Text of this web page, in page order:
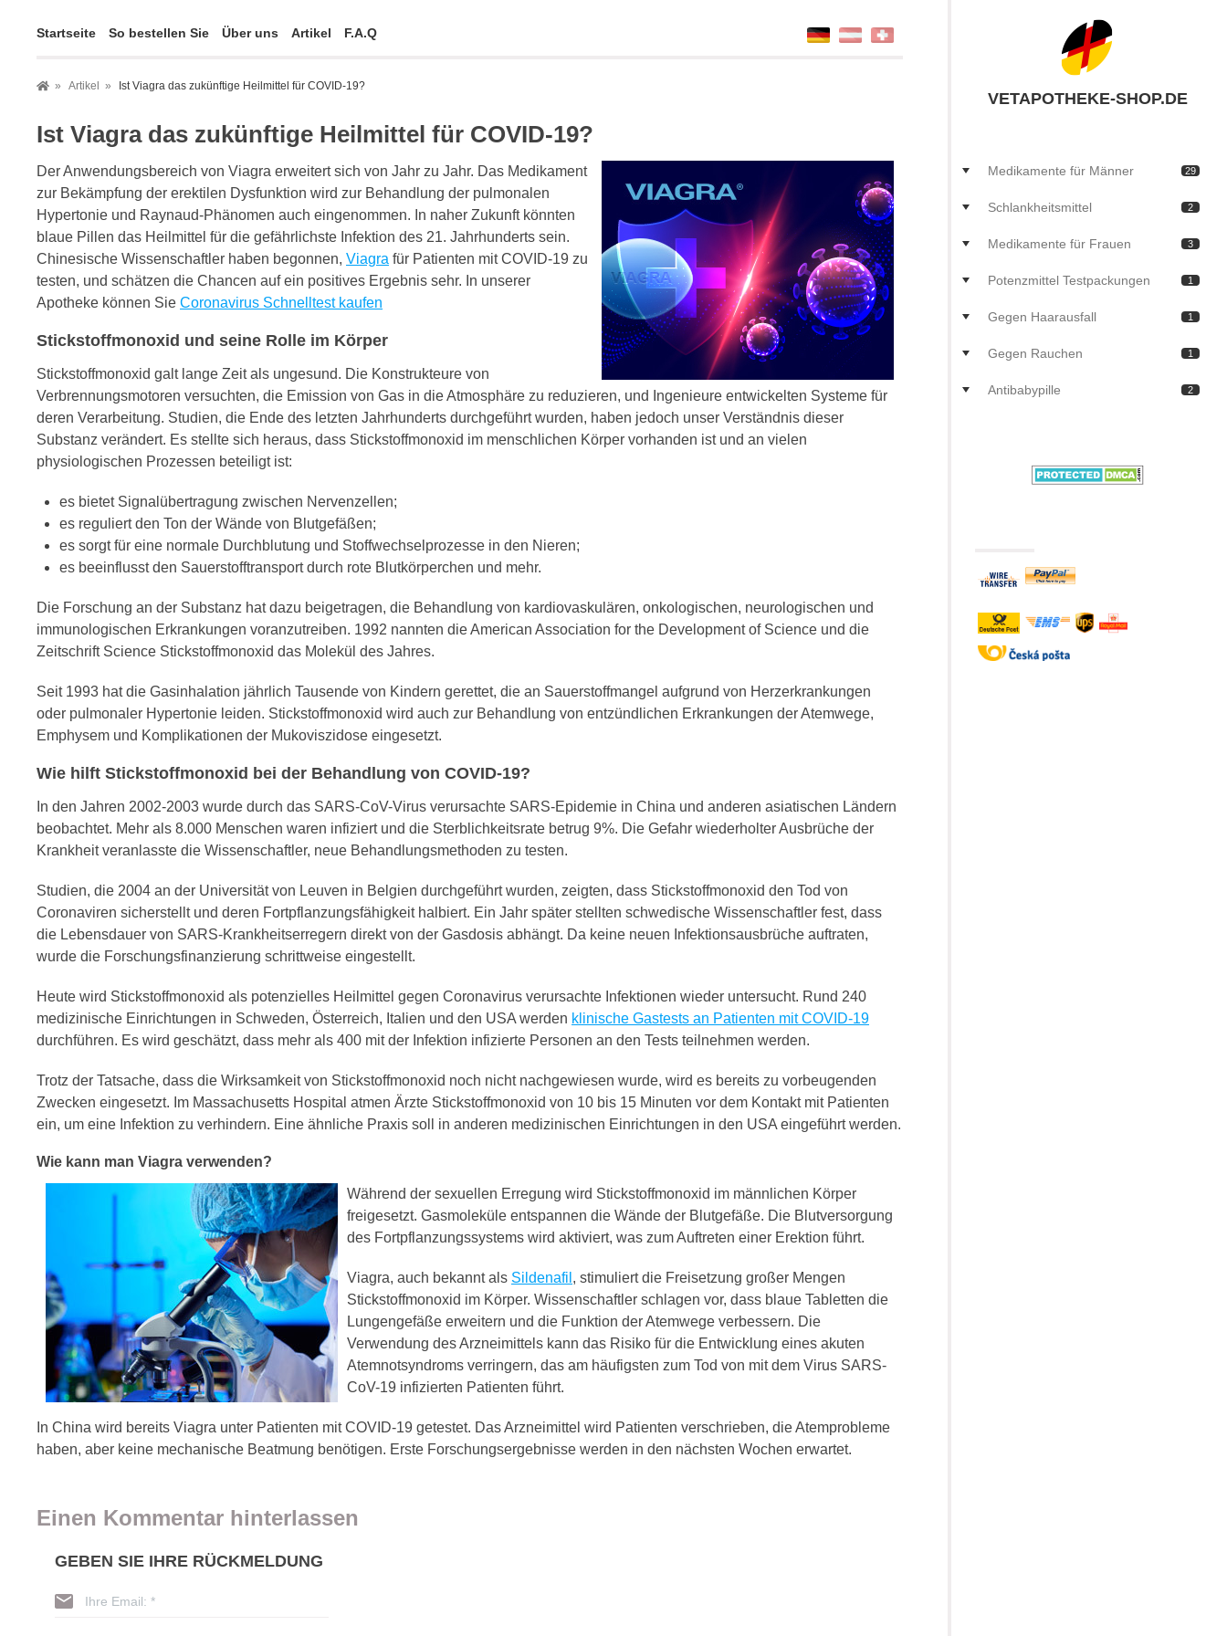
Startseite So bestellen Sie Über uns Artikel F.A.Q
Artikel Ist Viagra das zukünftige Heilmittel für COVID-19?
Ist Viagra das zukünftige Heilmittel für COVID-19?
Der Anwendungsbereich von Viagra erweitert sich von Jahr zu Jahr. Das Medikament
zur Bekämpfung der erektilen Dysfunktion wird zur Behandlung der pulmonalen
Hypertonie und Raynaud-Phänomen auch eingenommen. In naher Zukunft könnten
blaue Pillen das Heilmittel für die gefährlichste Infektion des 21. Jahrhunderts sein.
Chinesische Wissenschaftler haben begonnen, Viagra für Patienten mit COVID-19 zu
testen, und schätzen die Chancen auf ein positives Ergebnis sehr. In unserer
Apotheke können Sie Coronavirus Schnelltest kaufen
Stickstoffmonoxid und seine Rolle im Körper
Stickstoffmonoxid galt lange Zeit als ungesund. Die Konstrukteure von
Verbrennungsmotoren versuchten, die Emission von Gas in die Atmosphäre zu reduzieren, und Ingenieure entwickelten Systeme für
deren Verarbeitung. Studien, die Ende des letzten Jahrhunderts durchgeführt wurden, haben jedoch unser Verständnis dieser
Substanz verändert. Es stellte sich heraus, dass Stickstoffmonoxid im menschlichen Körper vorhanden ist und an vielen
physiologischen Prozessen beteiligt ist:
es bietet Signalübertragung zwischen Nervenzellen;
es reguliert den Ton der Wände von Blutgefäßen;
es sorgt für eine normale Durchblutung und Stoffwechselprozesse in den Nieren;
es beeinflusst den Sauerstofftransport durch rote Blutkörperchen und mehr.
Die Forschung an der Substanz hat dazu beigetragen, die Behandlung von kardiovaskulären, onkologischen, neurologischen und
immunologischen Erkrankungen voranzutreiben. 1992 nannten die American Association for the Development of Science und die
Zeitschrift Science Stickstoffmonoxid das Molekül des Jahres.
Seit 1993 hat die Gasinhalation jährlich Tausende von Kindern gerettet, die an Sauerstoffmangel aufgrund von Herzerkrankungen
oder pulmonaler Hypertonie leiden. Stickstoffmonoxid wird auch zur Behandlung von entzündlichen Erkrankungen der Atemwege,
Emphysem und Komplikationen der Mukoviszidose eingesetzt.
Wie hilft Stickstoffmonoxid bei der Behandlung von COVID-19?
In den Jahren 2002-2003 wurde durch das SARS-CoV-Virus verursachte SARS-Epidemie in China und anderen asiatischen Ländern
beobachtet. Mehr als 8.000 Menschen waren infiziert und die Sterblichkeitsrate betrug 9%. Die Gefahr wiederholter Ausbrüche der
Krankheit veranlasste die Wissenschaftler, neue Behandlungsmethoden zu testen.
Studien, die 2004 an der Universität von Leuven in Belgien durchgeführt wurden, zeigten, dass Stickstoffmonoxid den Tod von
Coronaviren sicherstellt und deren Fortpflanzungsfähigkeit halbiert. Ein Jahr später stellten schwedische Wissenschaftler fest, dass
die Lebensdauer von SARS-Krankheitserregern direkt von der Gasdosis abhängt. Da keine neuen Infektionsausbrüche auftraten,
wurde die Forschungsfinanzierung schrittweise eingestellt.
Heute wird Stickstoffmonoxid als potenzielles Heilmittel gegen Coronavirus verursachte Infektionen wieder untersucht. Rund 240
medizinische Einrichtungen in Schweden, Österreich, Italien und den USA werden klinische Gastests an Patienten mit COVID-19
durchführen. Es wird geschätzt, dass mehr als 400 mit der Infektion infizierte Personen an den Tests teilnehmen werden.
Trotz der Tatsache, dass die Wirksamkeit von Stickstoffmonoxid noch nicht nachgewiesen wurde, wird es bereits zu vorbeugenden
Zwecken eingesetzt. Im Massachusetts Hospital atmen Ärzte Stickstoffmonoxid von 10 bis 15 Minuten vor dem Kontakt mit Patienten
ein, um eine Infektion zu verhindern. Eine ähnliche Praxis soll in anderen medizinischen Einrichtungen in den USA eingeführt werden.
Wie kann man Viagra verwenden?
Während der sexuellen Erregung wird Stickstoffmonoxid im männlichen Körper
freigesetzt. Gasmoleküle entspannen die Wände der Blutgefäße. Die Blutversorgung
des Fortpflanzungssystems wird aktiviert, was zum Auftreten einer Erektion führt.
Viagra, auch bekannt als Sildenafil , stimuliert die Freisetzung großer Mengen
Stickstoffmonoxid im Körper. Wissenschaftler schlagen vor, dass blaue Tabletten die
Lungengefäße erweitern und die Funktion der Atemwege verbessern. Die
Verwendung des Arzneimittels kann das Risiko für die Entwicklung eines akuten
Atemnotsyndroms verringern, das am häufigsten zum Tod von mit dem Virus SARS-
CoV-19 infizierten Patienten führt.
In China wird bereits Viagra unter Patienten mit COVID-19 getestet. Das Arzneimittel wird Patienten verschrieben, die Atemprobleme
haben, aber keine mechanische Beatmung benötigen. Erste Forschungsergebnisse werden in den nächsten Wochen erwartet.
Einen Kommentar hinterlassen
GEBEN SIE IHRE RÜCKMELDUNG
Ihre Email: *
VETAPOTHEKE-SHOP.DE
Medikamente für Männer 29
Schlankheitsmittel 2
Medikamente für Frauen 3
Potenzmittel Testpackungen 1
Gegen Haarausfall 1
Gegen Rauchen 1
Antibabypille 2